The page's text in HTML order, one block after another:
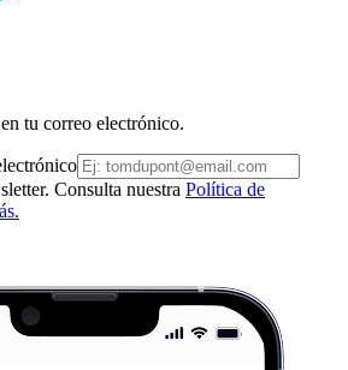
tu correo electrónico.
Consulta nuestra Política de